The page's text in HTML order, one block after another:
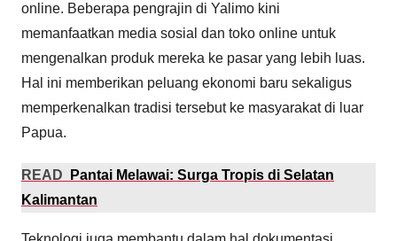
online. Beberapa pengrajin di Yalimo kini
memanfaatkan media sosial dan toko online untuk
mengenalkan produk mereka ke pasar yang lebih luas.
Hal ini memberikan peluang ekonomi baru sekaligus
memperkenalkan tradisi tersebut ke masyarakat di luar
Papua.
READ
Pantai Melawai: Surga Tropis di Selatan
Kalimantan